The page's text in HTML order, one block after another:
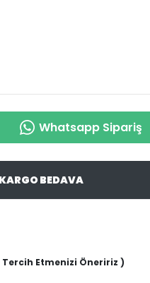
Whatsapp Sipariş
BEDAVA
Tercih Etmenizi Öneririz )